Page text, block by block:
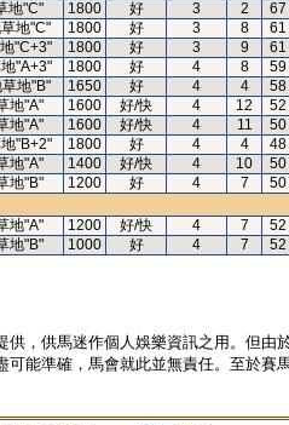
地"C" 1800 好 3 2
67
地"C" 1800 好 3 8
61
"C+3" 1800 好 3 9
61
"A+3" 1800 好 4 8
59
地"B" 1650 好 4 4
58
地"A" 1600 好/快 4 12
52
地"A" 1600 好/快 4 11
50
"B+2" 1800 好 4 4
48
地"A" 1400 好/快 4 10
50
地"B" 1200 好 4 7
50
地"A" 1200 好/快 4 7
52
地"B" 1000 好 4 7 52
供，供馬迷作個人娛樂資訊之用。但
可能準確，馬會就此並無責任。至於賽